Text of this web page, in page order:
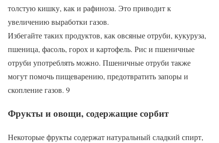
толстую кишку, как и рафиноза. Это приводит к
увеличению выработки газов.
Избегайте таких продуктов, как овсяные отруби, кукуруза,
пшеница, фасоль, горох и картофель. Рис и пшеничные
отруби употреблять можно. Пшеничные отруби также
могут помочь пищеварению, предотвратить запоры и
скопление газов. 9
Фрукты и овощи, содержащие сорбит
Некоторые фрукты содержат натуральный сладкий спирт,